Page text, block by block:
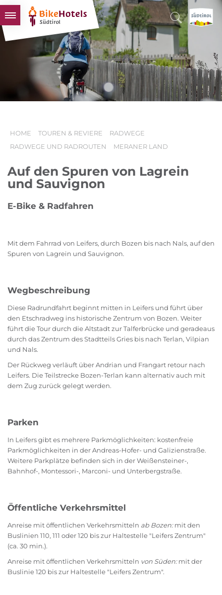
BIKEHOTELS
HOTELS & PAKETE
TOUREN & REVIERE
SÜDTIROL & WIR
HOME TOUREN & REVIERE
RADWEGE
RADWEGE UND RADROUTEN
MERANER LAND
Auf den Spuren von Lagrein
und Sauvignon
E-Bike & Radfahren
Mit dem Fahrrad von Leifers, durch Bozen bis nach Nals, auf den
Spuren von Lagrein und Sauvignon.
Wegbeschreibung
Diese Radrundfahrt beginnt mitten in Leifers und führt über
den Etschradweg ins historische Zentrum von Bozen. Weiter
führt die Tour durch die Altstadt zur Talferbrücke und geradeaus
durch das Zentrum des Stadtteils Gries bis nach Terlan, Vilpian
und Nals.
Der Rückweg verläuft über Andrian und Frangart retour nach
Leifers. Die Teilstrecke Bozen-Terlan kann alternativ auch mit
dem Zug zurück gelegt werden.
Parken
In Leifers gibt es mehrere Parkmöglichkeiten: kostenfreie
Parkmöglichkeiten in der Andreas-Hofer- und Galizienstraße.
Weitere Parkplätze befinden sich in der Weißensteiner-,
Bahnhof-, Montessori-, Marconi- und Unterbergstraße.
Öffentliche Verkehrsmittel
Anreise mit öffentlichen Verkehrsmitteln ab Bozen:mit den
Buslinien 110, 111 oder 120 bis zur Haltestelle "Leifers Zentrum"
(ca. 30 min.).
Anreise mit öffentlichen Verkehrsmitteln von Süden:mit der
Buslinie 120 bis zur Haltestelle "Leifers Zentrum".